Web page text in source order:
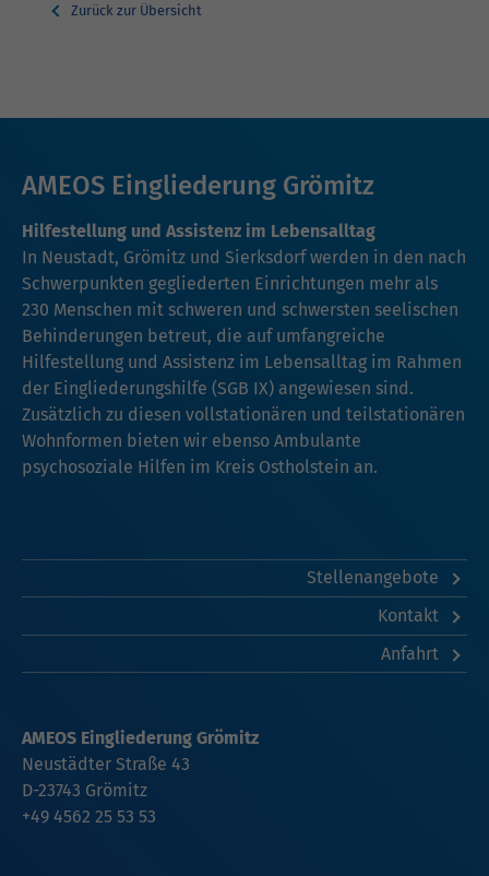
Zurück zur Übersicht
AMEOS Eingliederung Grömitz
Hilfestellung und Assistenz im Lebensalltag
In Neustadt, Grömitz und Sierksdorf werden in den nach
Schwerpunkten gegliederten Einrichtungen mehr als
230 Menschen mit schweren und schwersten seelischen
Behinderungen betreut, die auf umfangreiche
Hilfestellung und Assistenz im Lebensalltag im Rahmen
der Eingliederungshilfe (SGB IX) angewiesen sind.
Zusätzlich zu diesen vollstationären und teilstationären
Wohnformen bieten wir ebenso Ambulante
psychosoziale Hilfen im Kreis Ostholstein an.
Stellenangebote
Kontakt
Anfahrt
AMEOS Eingliederung Grömitz
Neustädter Straße 43
D-23743 Grömitz
+49 4562 25 53 53